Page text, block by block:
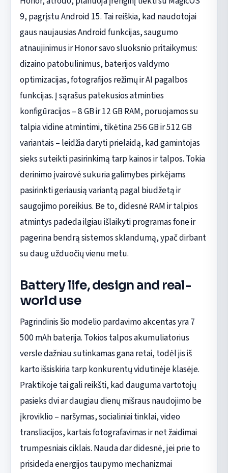
9, pagrįstu Android 15. Tai reiškia, kad naudotojai
gaus naujausias Android funkcijas, saugumo
atnaujinimus ir Honor savo sluoksnio pritaikymus:
dizaino patobulinimus, baterijos valdymo
optimizacijas, fotografijos režimų ir AI pagalbos
funkcijas. Į sąrašus patekusios atminties
konfigūracijos – 8 GB ir 12 GB RAM, poruojamos su
talpia vidine atmintimi, tikėtina 256 GB ir 512 GB
variantais – leidžia daryti prielaidą, kad gamintojas
sieks suteikti pasirinkimą tarp kainos ir talpos. Tokia
derinimo įvairovė sukuria galimybes pirkėjams
pasirinkti geriausią variantą pagal biudžetą ir
saugojimo poreikius. Be to, didesnė RAM ir talpios
atmintys padeda ilgiau išlaikyti programas fone ir
pagerina bendrą sistemos sklandumą, ypač dirbant
su daug užduočių vienu metu.
Battery life, design and real-
world use
Pagrindinis šio modelio pardavimo akcentas yra 7
500 mAh baterija. Tokios talpos akumuliatorius
versle dažniau sutinkamas gana retai, todėl jis iš
karto išsiskiria tarp konkurentų vidutinėje klasėje.
Praktikoje tai gali reikšti, kad dauguma vartotojų
pasieks dvi ar daugiau dienų mišraus naudojimo be
įkroviklio – naršymas, socialiniai tinklai, video
transliacijos, kartais fotografavimas ir net žaidimai
trumpesniais ciklais. Nauda dar didesnė, jei prie to
prisideda energijos taupymo mechanizmai